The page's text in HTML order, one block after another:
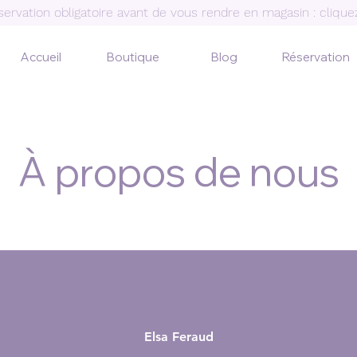
obligatoire avant de vous rendre en magasin :
Accueil Boutique Blog Réservation
À propos de nous
Elsa Feraud